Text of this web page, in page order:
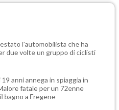
l'automobilista che ha
due volte un gruppo di ciclisti
19 anni annega in spiaggia in
fatale per un 72enne
bagno a Fregene